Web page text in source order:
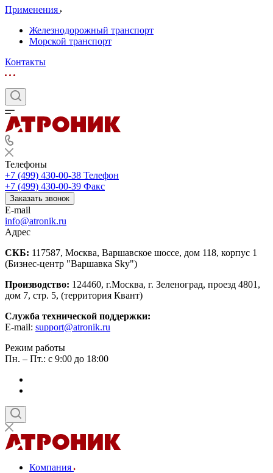
Применения
Железнодорожный транспорт
Морской транспорт
Контакты
Телефоны
+7 (499) 430-00-38 Телефон
+7 (499) 430-00-39 Факс
Заказать звонок
E-mail
info@atronik.ru
Адрес
СКБ: 117587, Москва, Варшавское шоссе, дом 118, корпус 1
(Бизнес-центр "Варшавка Sky")
Производство: 124460, г.Москва, г. Зеленоград, проезд 4801,
дом 7, стр. 5, (территория Квант)
Служба технической поддержки:
E-mail: support@atronik.ru
Режим работы
Пн. – Пт.: с 9:00 до 18:00
Компания